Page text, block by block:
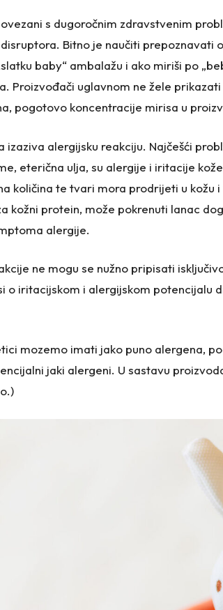
s dugoročnim zdravstvenim
Bitno je naučiti prepoznavati
baby“ ambalažu i ako miriši po
Proizvođači uglavnom ne žele
pogotovo koncentracije mirisa u
izaziva alergijsku reakciju. Najčešći
eterična ulja, su alergije i iritacije
količina te tvari mora prodrijeti u kožu
kožni protein, može pokrenuti lanac
alergije.
ne mogu se nužno pripisati
o iritacijskom i alergijskom potencijalu
mozemo imati jako puno alergena,
jaki alergeni. U sastavu